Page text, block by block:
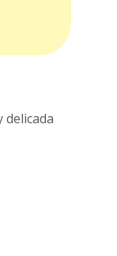
delicada